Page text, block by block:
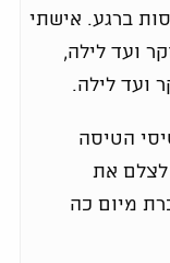
ברגע. אישתי
ועד לילה,
ועד לילה.
כרטיסי הטיסה
לצלם את
מיום כה